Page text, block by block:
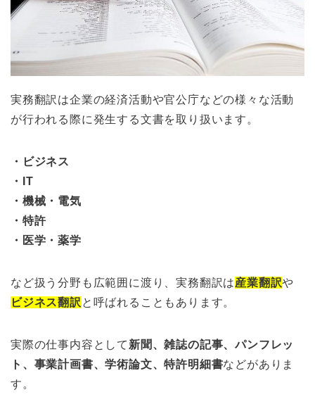
実務翻訳は企業の経済活動や官公庁などの様々な活動
が行われる際に発生する文書を取り扱います。
・ビジネス
・IT
・機械・電気
・特許
・医学・薬学
など扱う分野も広範囲に渡り、実務翻訳は産業翻訳や
ビジネス翻訳 と呼ばれることもあります。
実際の仕事内容として 新聞、雑誌の記事、パンフレッ
ト、事業計画書、学術論文、特許明細書などがありま
す。